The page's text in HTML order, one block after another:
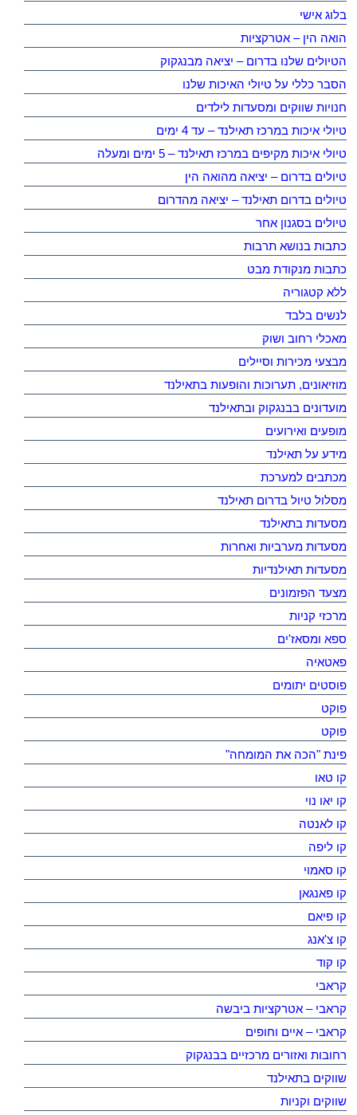
בלוג אישי
הואה הין – אטרקציות
הטיולים שלנו בדרום – יציאה מבנגקוק
הסבר כללי על טיולי האיכות שלנו
חנויות שווקים ומסעדות לילדים
טיולי איכות במרכז תאילנד – עד 4 ימים
טיולי איכות מקיפים במרכז תאילנד – 5 ימים ומעלה
טיולים בדרום – יציאה מהואה הין
טיולים בדרום תאילנד – יציאה מהדרום
טיולים בסגנון אחר
כתבות בנושא תרבות
כתבות מנקודת מבט
ללא קטגוריה
לנשים בלבד
מאכלי רחוב ושוק
מבצעי מכירות וסיילים
מוזיאונים, תערוכות והופעות בתאילנד
מועדונים בבנגקוק ובתאילנד
מופעים ואירועים
מידע על תאילנד
מכתבים למערכת
מסלול טיול בדרום תאילנד
מסעדות בתאילנד
מסעדות מערביות ואחרות
מסעדות תאילנדיות
מצעד הפזמונים
מרכזי קניות
ספא ומסאז'ים
פאטאיה
פוסטים יתומים
פוקט
פוקט
פינת "הכה את המומחה"
קו טאו
קו יאו נוי
קו לאנטה
קו ליפה
קו סאמוי
קו פאנגאן
קו פיאם
קו צ'אנג
קו קוד
קראבי
קראבי – אטרקציות ביבשה
קראבי – איים וחופים
רחובות ואזורים מרכזיים בבנגקוק
שווקים בתאילנד
שווקים וקניות